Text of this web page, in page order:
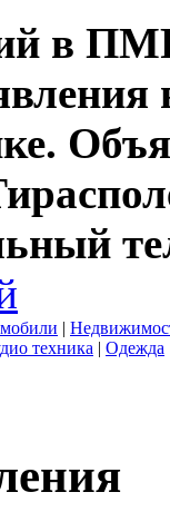
в
|
техника | Одежда